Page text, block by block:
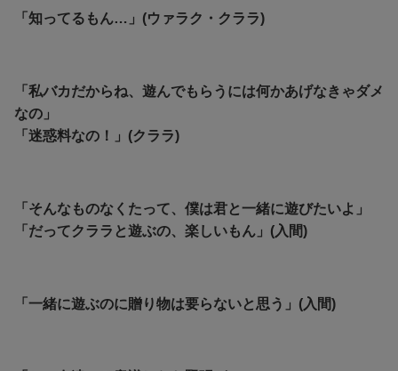
「知ってるもん…」(ウァラク・クララ)
「私バカだからね、遊んでもらうには何かあげなきゃダメ
なの」
「迷惑料なの！」(クララ)
「そんなものなくたって、僕は君と一緒に遊びたいよ」
「だってクララと遊ぶの、楽しいもん」(入間)
「一緒に遊ぶのに贈り物は要らないと思う」(入間)